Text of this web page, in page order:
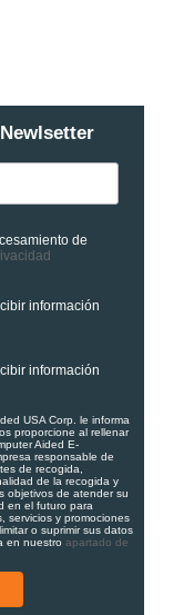
de
información
información
USA Corp. le informa
proporcione al rellenar
Aided E-
responsable de
de recogida,
de la recogida y
objetivos de atender su
en el futuro para
servicios y promociones
o suprimir sus datos
en nuestro apartado de